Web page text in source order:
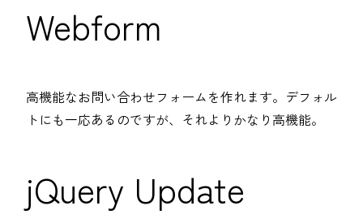
Webform
高機能なお問い合わせフォームを作れます。デフォル
トにも一応あるのですが、それよりかなり高機能。
jQuery Update